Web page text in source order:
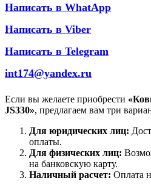
Написать в WhatApp
Написать в Viber
Написать в Telegram
int174@yandex.ru
Если вы желаете приобрести
JS330», предлагаем вам три
Для юридических лиц:
оплаты.
Для физических лиц:
на банковскую карту.
Наличный расчет: Оплата